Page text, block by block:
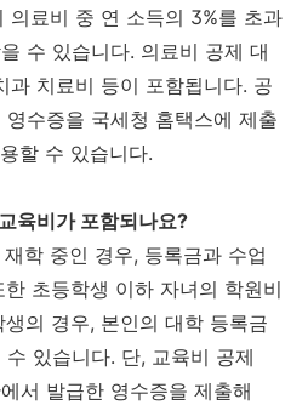
의료비 중 연 소득의 3%를 초과
수 있습니다. 의료비 공제 대
과 치료비 등이 포함됩니다. 공
수증을 국세청 홈택스에 제출
할 수 있습니다.
육비가 포함되나요?
재학 중인 경우, 등록금과 수업
초등학생 이하 자녀의 학원비
의 경우, 본인의 대학 등록금
있습니다. 단, 교육비 공제
서 발급한 영수증을 제출해